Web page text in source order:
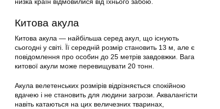
низка країн відмовилися від їхнього забою.
Китова акула
Китова акула — найбільша серед акул, що існують
сьогодні у світі. Її середній розмір становить 13 м, але є
повідомлення про особин до 25 метрів завдовжки. Вага
китової акули може перевищувати 20 тонн.
Акула велетенських розмірів відрізняється спокійною
вдачею і не становить для людини загрози. Аквалангісти
навіть катаються на цих величезних тваринах,